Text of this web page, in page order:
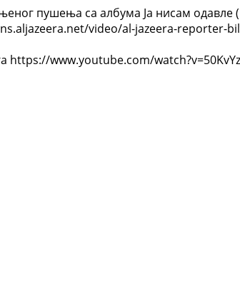
пушења са албума Ја нисам одавле
video/al-jazeera-reporter-
https://www.youtube.com/